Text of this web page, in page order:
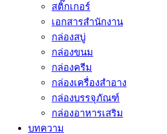
สติ๊กเกอร์
เอกสารสำนักงาน
กล่องสบู่
กล่องขนม
กล่องครีม
กล่องเครื่องสำอาง
กล่องบรรจุภัณฑ์
กล่องอาหารเสริม
บทความ